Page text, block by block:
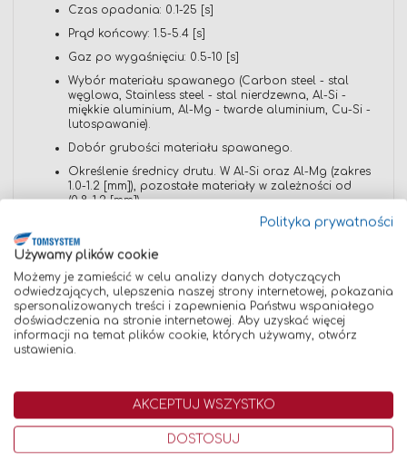
Czas opadania: 0.1-25 [s]
Prąd końcowy: 1.5-5.4 [s]
Gaz po wygaśnięciu: 0.5-10 [s]
Wybór materiału spawanego (Carbon steel - stal
węglowa, Stainless steel - stal nierdzewna, Al-Si -
miękkie aluminium, Al-Mg - twarde aluminium, Cu-Si -
lutospawanie).
Dobór grubości materiału spawanego.
Określenie średnicy drutu. W Al-Si oraz Al-Mg (zakres
1.0-1.2 [mm]), pozostałe materiały w zależności od
(0.8-1.2 [mm]).
Możliwość ustawienia prędkości podawania drutu
[m/min].
Ustawienie napięcia prądu spawania [V].
Regulacja indukcyjności ± [%].
Ustawienie częstotliwości impulsów w trybie puls [Hz].
Możliwość regulacji cyklu pulsu [%].
Szczytowa prędkość podawania [m/min].
Bazowa prędkość podawania drutu [m/min].
Regulacja częstotliwości podwójnego pulsu [Hz].
Polityka prywatności
Używamy plików cookie
Możemy je zamieścić w celu analizy danych dotyczących
odwiedzających, ulepszenia naszej strony internetowej, pokazania
spersonalizowanych treści i zapewnienia Państwu wspaniałego
doświadczenia na stronie internetowej. Aby uzyskać więcej
informacji na temat plików cookie, których używamy, otwórz
ustawienia.
AKCEPTUJ WSZYSTKO
DOSTOSUJ